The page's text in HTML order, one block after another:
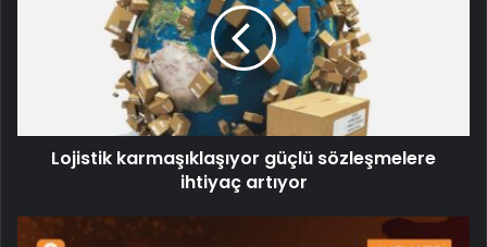
Lojistik karmaşıklaşıyor güçlü sözleşmelere
ihtiyaç artıyor